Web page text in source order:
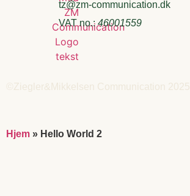
tz@zm-communication.dk
VAT no.: 46001559
©Ziegler&Mikkelsen Communication 2025
Hjem » Hello World 2